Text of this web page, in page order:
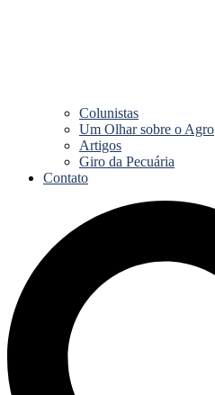
Colunistas
Um Olhar sobre o Agro
Artigos
Giro da Pecuária
Contato